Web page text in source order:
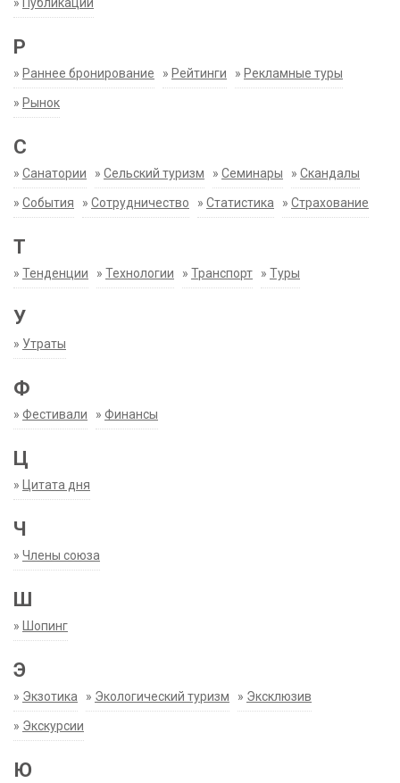
Р
» Раннее бронирование » Рейтинги » Рекламные туры
» Рынок
С
» Санатории » Сельский туризм » Семинары » Скандалы
» События » Сотрудничество » Статистика » Страхование
Т
» Тенденции » Технологии » Транспорт » Туры
У
» Утраты
Ф
» Фестивали » Финансы
Ц
» Цитата дня
Ч
» Члены союза
Ш
» Шопинг
Э
» Экзотика » Экологический туризм » Эксклюзив
» Экскурсии
Ю